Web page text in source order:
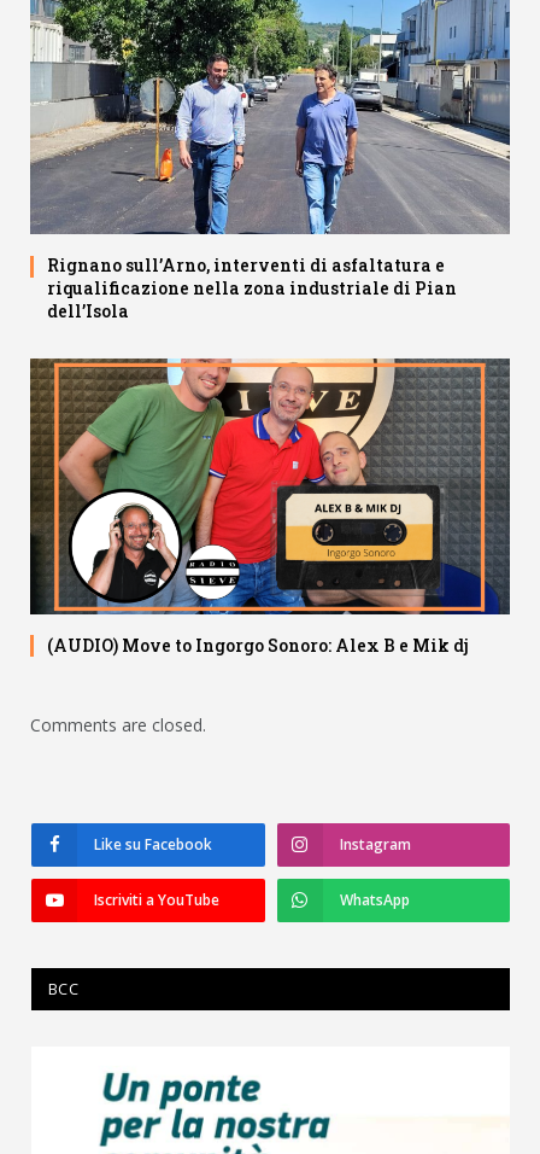
Rignano sull’Arno, interventi di asfaltatura e
riqualificazione nella zona industriale di Pian
dell’Isola
(AUDIO) Move to Ingorgo Sonoro: Alex B e Mik dj
Comments are closed.
Like su Facebook Instagram
Iscriviti a YouTube WhatsApp
BCC